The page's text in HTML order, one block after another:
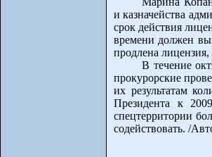
и казначейства
срок действия
времени должен
продлена лицензия,
В течение
прокурорские
их результатам
Президента к
спецтерритории
содействовать. /